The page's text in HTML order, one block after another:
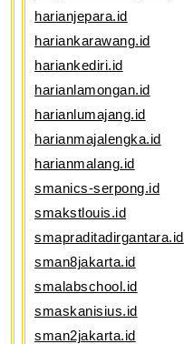
harianjepara.id
hariankarawang.id
hariankediri.id
harianlamongan.id
harianlumajang.id
harianmajalengka.id
harianmalang.id
smanics-serpong.id
smakstlouis.id
smapraditadirgantara.id
sman8jakarta.id
smalabschool.id
smaskanisius.id
sman2jakarta.id